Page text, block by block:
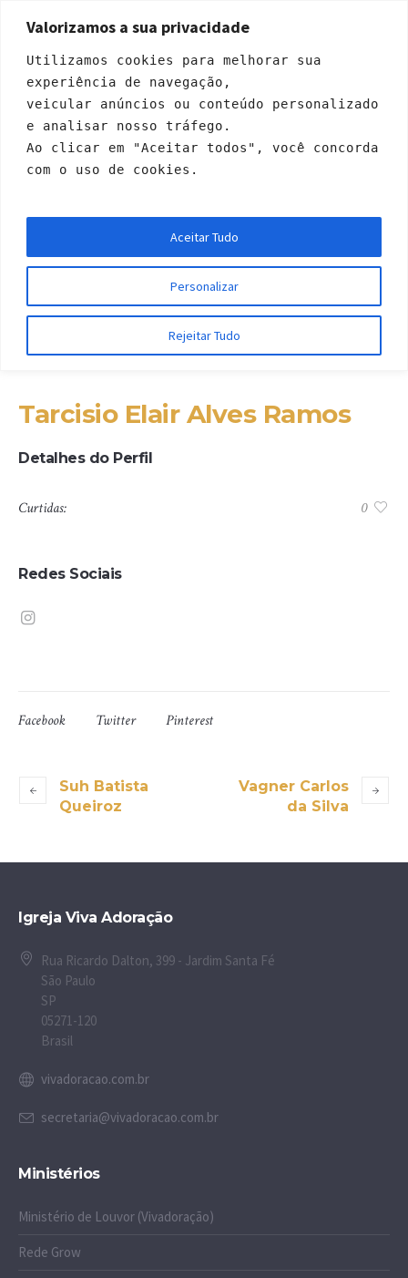
Valorizamos a sua privacidade
Utilizamos cookies para melhorar sua
experiência de navegação,
veicular anúncios ou conteúdo personalizado
e analisar nosso tráfego.
Ao clicar em "Aceitar todos", você concorda
com o uso de cookies.
Personalizar
Rejeitar Tudo
Aceitar Tudo
Tarcisio Elair Alves R
amos
Início»Profiles»Tarcisio Elair Alves Ramos
Tarcisio Elair Alves Ramos
Detalhes do Perfil
Curtidas: 0
Redes Sociais
Facebook Twitter Pinterest
Suh Batista
Queiroz
Vagner Carlos
da Silva
Igreja Viva Adoração
Rua Ricardo Dalton, 399 - Jardim Santa Fé
São Paulo
SP
05271-120
Brasil
vivadoracao.com.br
secretaria@vivadoracao.com.br
Ministérios
Ministério de Louvor (Vivadoração)
Rede Grow